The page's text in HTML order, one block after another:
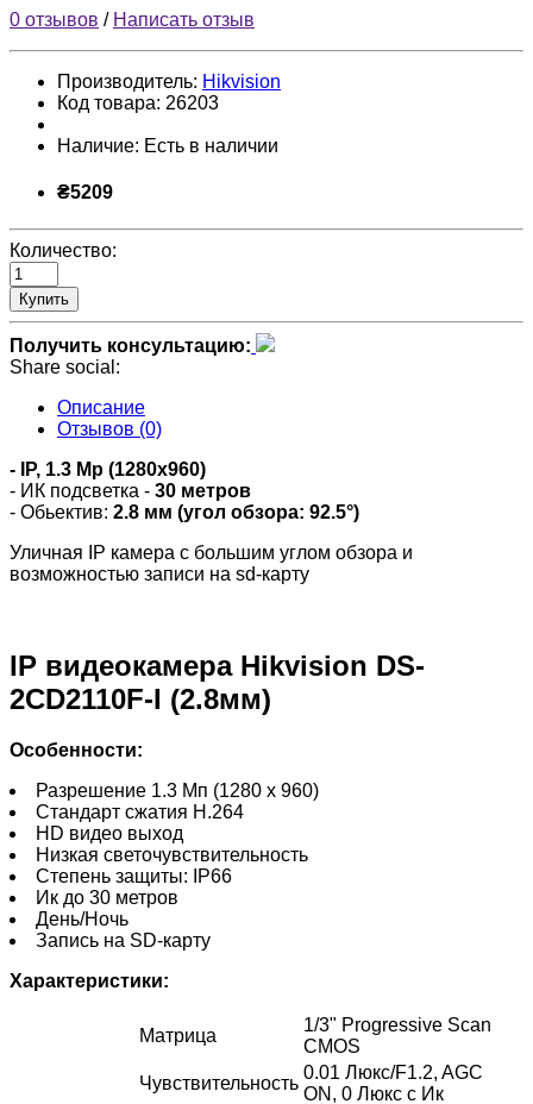
0 отзывов / Написать отзыв
Производитель: Hikvision
Код товара: 26203
Наличие: Есть в наличии
₴5209
Количество:
Купить
Получить консультацию:
Share social:
Описание
Отзывов (0)
- IP, 1.3 Mp (1280x960)
- ИК подсветка - 30 метров
- Обьектив: 2.8 мм (угол обзора: 92.5°)
Уличная IP камера с большим углом обзора и
возможностью записи на sd-карту
IP видеокамера Hikvision DS-
2CD2110F-I (2.8мм)
Особенности:
Разрешение 1.3 Мп (1280 x 960)
Стандарт сжатия H.264
HD видео выход
Низкая светочувствительность
Степень защиты: IP66
Ик до 30 метров
День/Ночь
Запись на SD-карту
Характеристики:
Матрица
1/3" Progressive Scan
CMOS
Чувствительность
0.01 Люкс/F1.2, AGC
ON, 0 Люкс с Ик